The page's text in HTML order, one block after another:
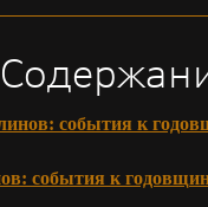
события к
события к